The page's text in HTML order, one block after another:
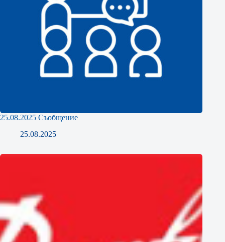
25.08.2025 Съобщение
25.08.2025